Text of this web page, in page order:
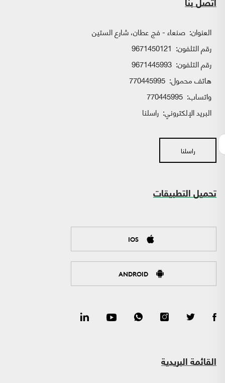
اتصل بنا
العنوان: صنعاء - فج عطان، شارع الستين
رقم التلفون: 9671450121
رقم التلفون: 9671445993
هاتف محمول: 770445995
واتساب:
البريد الإلكتروني: راسلنا
راسلنا
تحميل التطبيقات
IOS
ANDROID
القائمة البريدية